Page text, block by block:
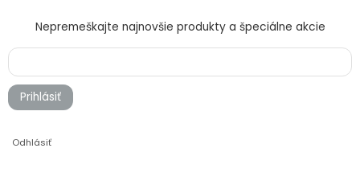
Nepremeškajte najnovšie produkty a špeciálne akcie
Prihlásiť
Odhlásiť